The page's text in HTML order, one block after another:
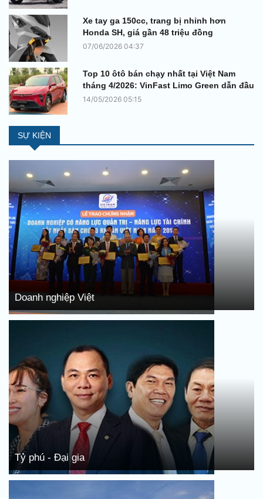
Xe tay ga 150cc, trang bị nhỉnh hơn
Honda SH, giá gần 48 triệu đồng
07/06/2026 04:37
Top 10 ôtô bán chạy nhất tại Việt Nam
tháng 4/2026: VinFast Limo Green dẫn đầu
14/05/2026 05:15
SỰ KIỆN
Doanh nghiệp Việt
Tỷ phú - Đại gia